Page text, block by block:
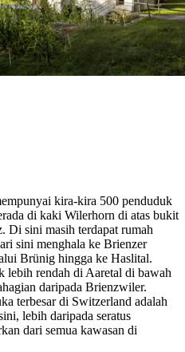
kira-kira 500 penduduk
di kaki Wilerhorn di atas bukit
Di sini masih terdapat rumah
sini menghala ke Brienzer
Brünig hingga ke Haslital.
lebih rendah di Aaretal di bawah
daripada Brienzwiler.
terbesar di Switzerland adalah
lebih daripada seratus
dari semua kawasan di